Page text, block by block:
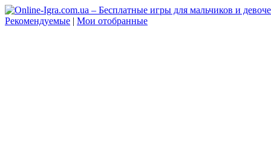
Рекомендуемые | Мои отобранные